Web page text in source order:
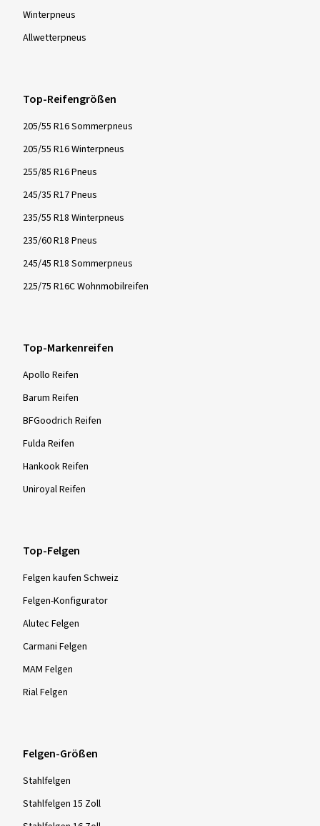
Winter­pneus
Allwetter­pneus
Top-Reifengrößen
205/55 R16 Sommerpneus
205/55 R16 Winterpneus
255/85 R16 Pneus
245/35 R17 Pneus
235/55 R18 Winterpneus
235/60 R18 Pneus
245/45 R18 Sommerpneus
225/75 R16C Wohnmobilreifen
Top-Markenreifen
Apollo Reifen
Barum Reifen
BFGoodrich Reifen
Fulda Reifen
Hankook Reifen
Uniroyal Reifen
Top-Felgen
Felgen kaufen Schweiz
Felgen-Konfigurator
Alutec Felgen
Carmani Felgen
MAM Felgen
Rial Felgen
Felgen-Größen
Stahlfelgen
Stahlfelgen 15 Zoll